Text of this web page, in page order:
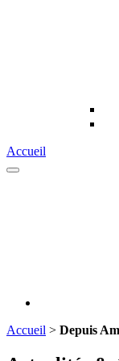
Accueil
Accueil > Depuis